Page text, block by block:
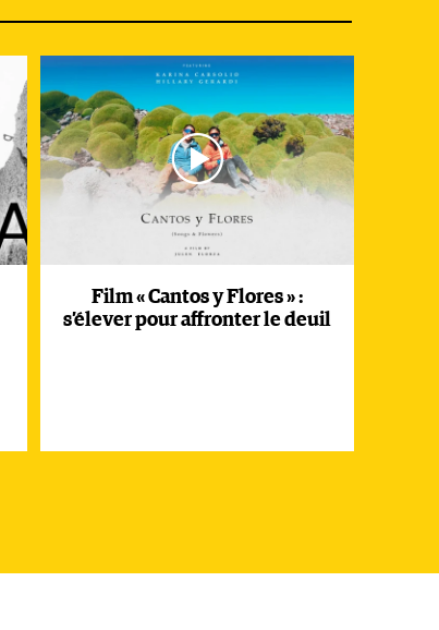
Film « Cantos y Flores » :
s’élever pour affronter le deuil